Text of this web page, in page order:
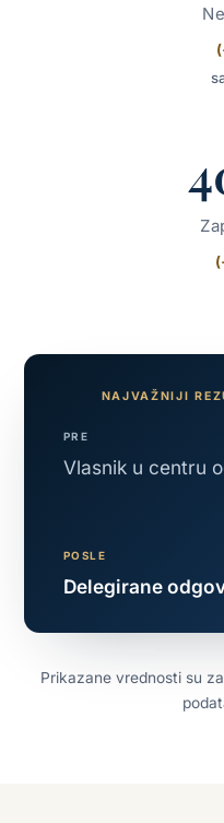
NAJVAŽNIJI
PRE
Vlasnik u centru
POSLE
Delegirane
Prikazane vrednosti su